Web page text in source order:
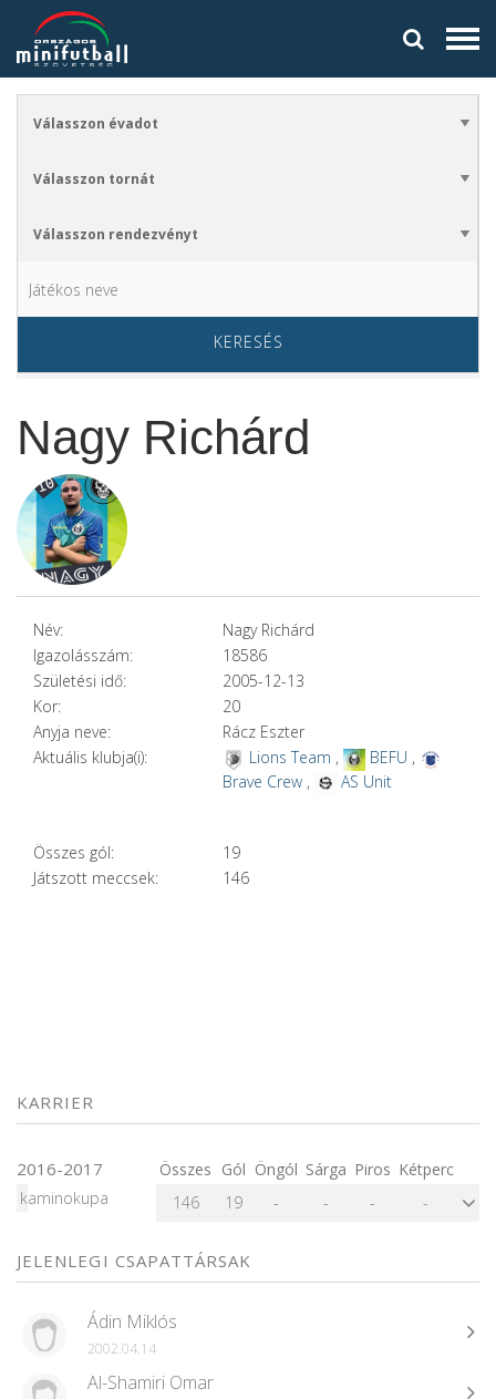
KERESÉS
Nagy Richárd
Név:
Nagy Richárd
Igazolásszám:
18586
Születési idő:
2005-12-13
Kor:
20
Anyja neve:
Rácz Eszter
Aktuális klubja(i):
Lions Team , BEFU ,
Brave Crew, AS Unit
Összes gól:
19
Játszott meccsek:
146
KARRIER
2016-2017 Összes Gól Öngól Sárga Piros Kétperc
kaminokupa
146 19 - - - -
JELENLEGI CSAPATTÁRSAK
Ádin Miklós
2002.04.14
Al-Shamiri Omar